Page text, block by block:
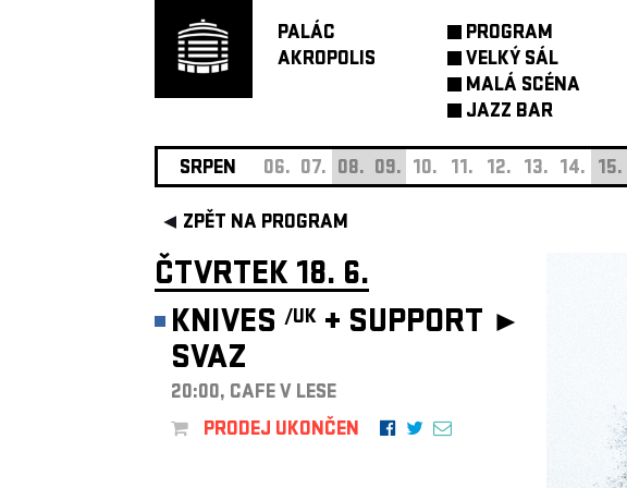
PALÁC
AKROPOLIS
PROGRAM
VELKÝ SÁL
MALÁ SCÉNA
JAZZ BAR
SRPEN 06. 07. 08. 09. 10. 11. 12. 13. 14. 15.
ZPĚT NA PROGRAM
ČTVRTEK 18. 6.
KNIVES /UK + SUPPORT ►
SVAZ
20:00, CAFE V LESE
PRODEJ UKONČEN